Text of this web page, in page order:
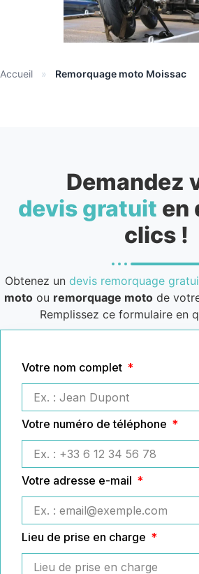
Accueil » Remorquage moto Moissac
Demandez
devis gratuit en
clics !
Obtenez un devis remorquage
moto ou remorquage moto de
Remplissez ce formulaire en
Votre nom complet
Votre numéro de téléphone
Votre adresse e-mail
Lieu de prise en charge